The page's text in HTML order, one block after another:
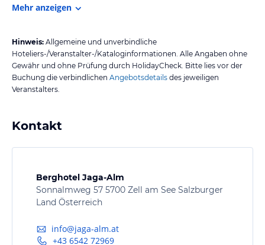
Mehr anzeigen
Hinweis: Allgemeine und unverbindliche
Hoteliers-/Veranstalter-/Kataloginformationen. Alle Angaben ohne
Gewähr und ohne Prüfung durch HolidayCheck. Bitte lies vor der
Buchung die verbindlichen Angebotsdetails des jeweiligen
Veranstalters.
Kontakt
Berghotel Jaga-Alm
Sonnalmweg 57 5700 Zell am See Salzburger
Land Österreich
info@jaga-alm.at
+43 6542 72969